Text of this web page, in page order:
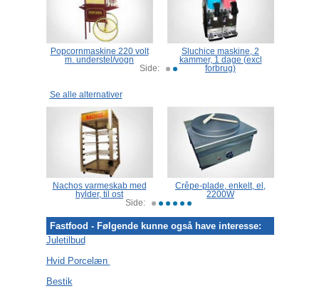
Se alle alternativer
Fastfood - Følgende kunne også have interesse:
Juletilbud
Hvid Porcelæn
Bestik
Popcornmaskine 220 volt
m. understel/vogn
Sluchice maskine, 2
kammer, 1 dage (excl
forbrug)
Side:
Nachos varmeskab med
hylder, til ost
Crêpe-plade, enkelt, el,
2200W
Side: